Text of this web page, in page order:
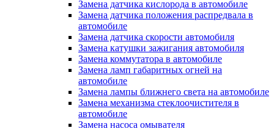
Замена датчика кислорода в автомобиле
Замена датчика положения распредвала в
автомобиле
Замена датчика скорости автомобиля
Замена катушки зажигания автомобиля
Замена коммутатора в автомобиле
Замена ламп габаритных огней на
автомобиле
Замена лампы ближнего света на автомобиле
Замена механизма стеклоочистителя в
автомобиле
Замена насоса омывателя